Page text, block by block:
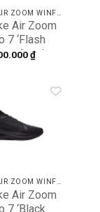
Air Zoom
7 ‘Flash
Aqua’
₫
wishlist
GIÀY NIKE AIR ZOOM WINFLO
Air Zoom
7 ‘Black